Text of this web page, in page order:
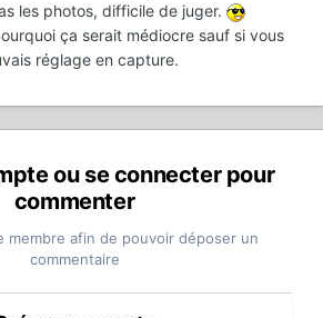
les photos, difficile de juger.
ça serait médiocre sauf si vous
réglage en capture.
ou se connecter pour
commenter
membre afin de pouvoir déposer un
commentaire